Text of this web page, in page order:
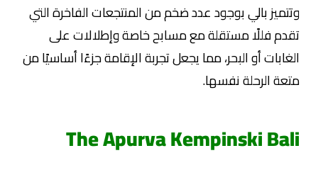
وتتميز بالي بوجود عدد ضخم من المنتجعات الفاخرة التي
تقدم فللًا مستقلة مع مسابح خاصة وإطلالات على
الغابات أو البحر، مما يجعل تجربة الإقامة جزءًا أساسيًا من
متعة الرحلة نفسها.
The Apurva Kempinski Bali